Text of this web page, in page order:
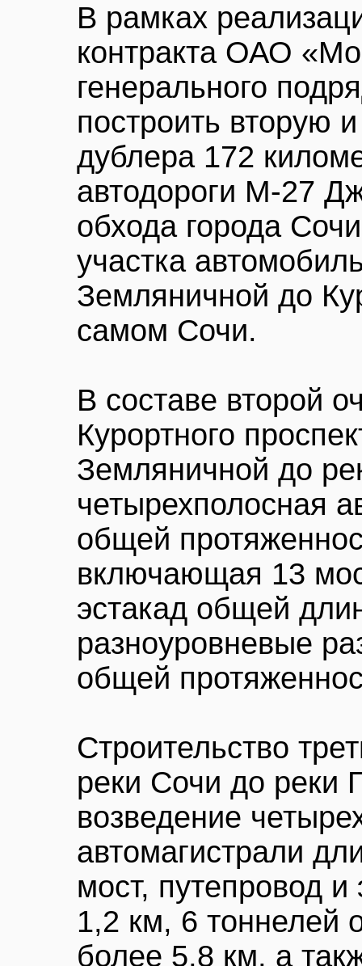
В рамках
контракта ОАО
генерального
построить вторую
дублера 172
автодороги М-27
обхода города
участка
Земляничной до
самом Сочи.
В составе второй
Курортного
Земляничной до
четырехполосная
общей
включающая 13
эстакад общей
разноуровневые
общей
Строительство
реки Сочи до реки
возведение
автомагистрали
мост, путепровод
1,2 км, 6 тоннелей
более 5,8 км, а